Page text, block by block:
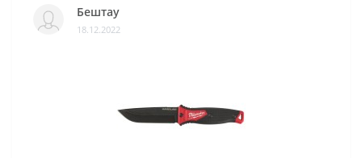
Бештау
18.12.2022